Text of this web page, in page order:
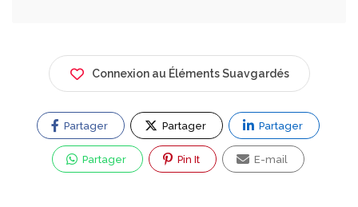
Connexion au Éléments Suavgardés
Partager Partager Partager
Partager Pin It E-mail